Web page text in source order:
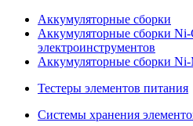
Аккумуляторные сборки
Аккумуляторные сборки
электроинструментов
Аккумуляторные сборки
Тестеры элементов питания
Системы хранения